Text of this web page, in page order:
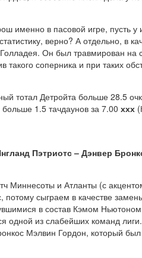
именно в пасовой игре, пусть
верно? А отдельно, в
Он был травмирован на
такого соперника и при таких
тотал Детройта больше 28.5
1.5 тачдаунов за 7.00 ххх
Пэтриотс– Дэнвер
Миннесоты и Атланты (с
потому сыграем в качестве
в состав Кэмом
одной из слабейших команд
Мэлвин Гордон, который